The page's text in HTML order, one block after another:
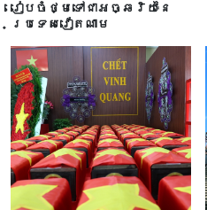
រៀបចំថ្មទៅជាអច្ឆរិយៈនៃ
ប្រទេសវៀតណាម